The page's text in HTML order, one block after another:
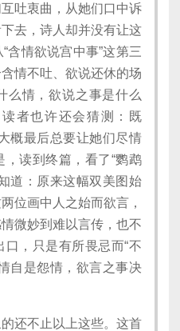
吐衷曲，从她们口中诉
去，诗人却并没有让这
含情欲说宫中事”这第三
情不吐、欲说还休的场
么情，欲说之事是什么
者也许还会猜测：既
概最后总要让她们尽情
读到终篇，看了“鹦鹉
道：原来这幅双美图始
位画中人之始而欲言，
微妙到难以言传，也不
，只是有所畏忌而“不
自是怨情，欲言之事决
还不止以上这些。这首